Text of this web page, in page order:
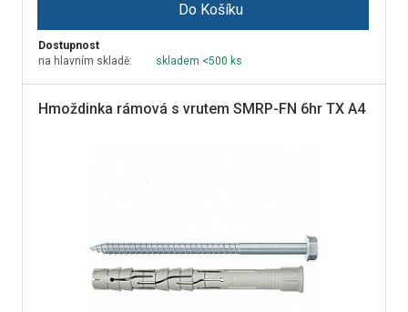
Do Košíku
Dostupnost
na hlavním skladě:
skladem <500 ks
Hmoždinka rámová s vrutem SMRP-FN 6hr TX A4